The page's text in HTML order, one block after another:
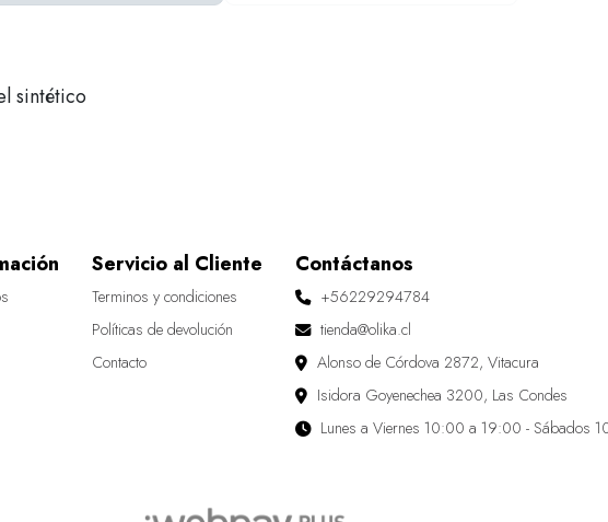
sintético
Servicio al Cliente
Terminos y condiciones
Políticas de devolución
Contacto
Contáctanos
+56229294784
tienda@olika.cl
Alonso de Córdova 2872, Vitacura
Isidora Goyenechea 3200, Las Condes
Lunes a Viernes 10:00 a 19:00 - Sábados